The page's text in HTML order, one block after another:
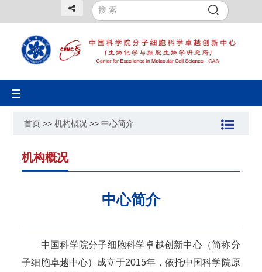
Toggle
navigation
首页 >>机构概况 >>中心简介
机构概况
中心简介
中国科学院分子细胞科学卓越创新中心（简称分
子细胞卓越中心）成立于2015年，依托中国科学院原